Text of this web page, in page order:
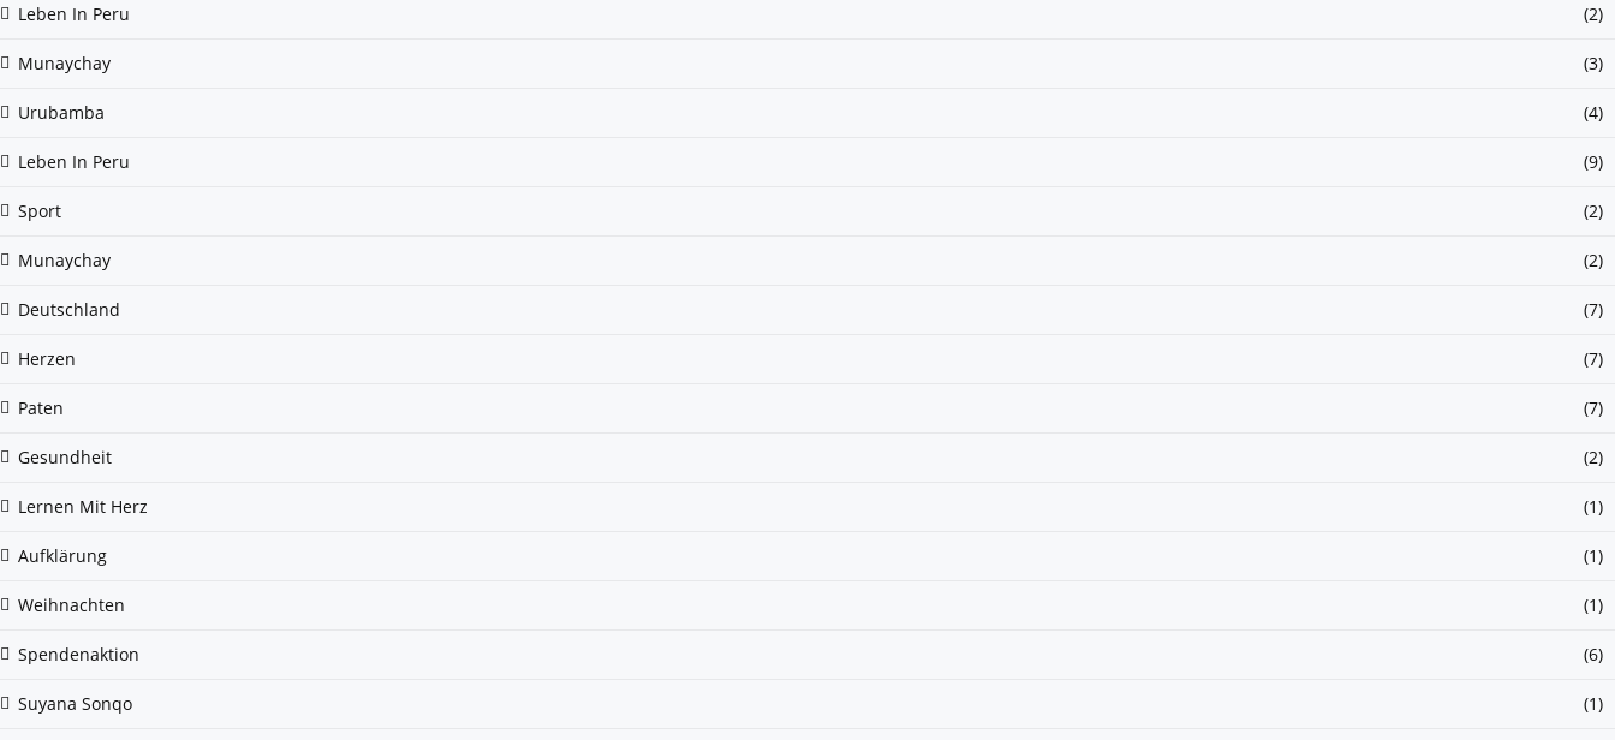
Leben In Peru (2)
Munaychay (3)
Urubamba (4)
Leben In Peru (9)
Sport (2)
Munaychay (2)
Deutschland (7)
Herzen (7)
Paten (7)
Gesundheit (2)
Lernen Mit Herz (1)
Aufklärung (1)
Weihnachten (1)
Spendenaktion (6)
Suyana Sonqo (1)